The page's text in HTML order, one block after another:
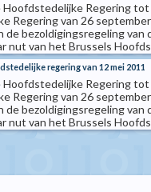
Hoofdstedelijke Regering
Regering van 26
bezoldigingsregeling van
nut van het Brussels
regering van 12 mei 2011
Hoofdstedelijke Regering
Regering van 26
bezoldigingsregeling van
nut van het Brussels